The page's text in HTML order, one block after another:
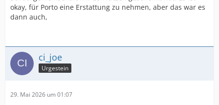
okay, für Porto eine Erstattung zu nehmen, aber das war es
dann auch,
ci_joe
Urgestein
29. Mai 2026 um 01:07